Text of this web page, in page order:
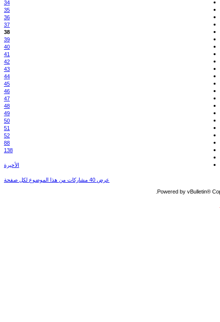
34
35
36
37
38
39
40
41
42
43
44
45
46
47
48
49
50
51
52
88
138
الأخيرة
عرض 40 مشاركات من هذا الموضوع لكل صفحة
Powered by vBulletin®